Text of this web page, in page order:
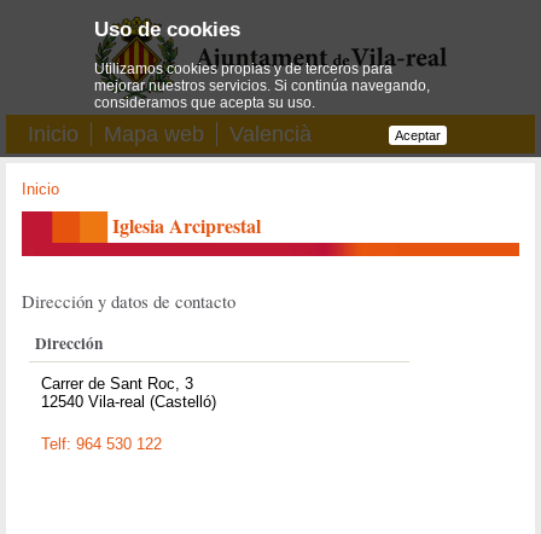
Inicio Mapa web Valencià
Inicio
Iglesia Arciprestal
Dirección y datos de contacto
Dirección
Carrer de Sant Roc, 3
12540 Vila-real (Castelló)
Telf: 964 530 122
Uso de cookies
Utilizamos cookies propias y de terceros para
mejorar nuestros servicios. Si continúa navegando,
consideramos que acepta su uso.
Aceptar